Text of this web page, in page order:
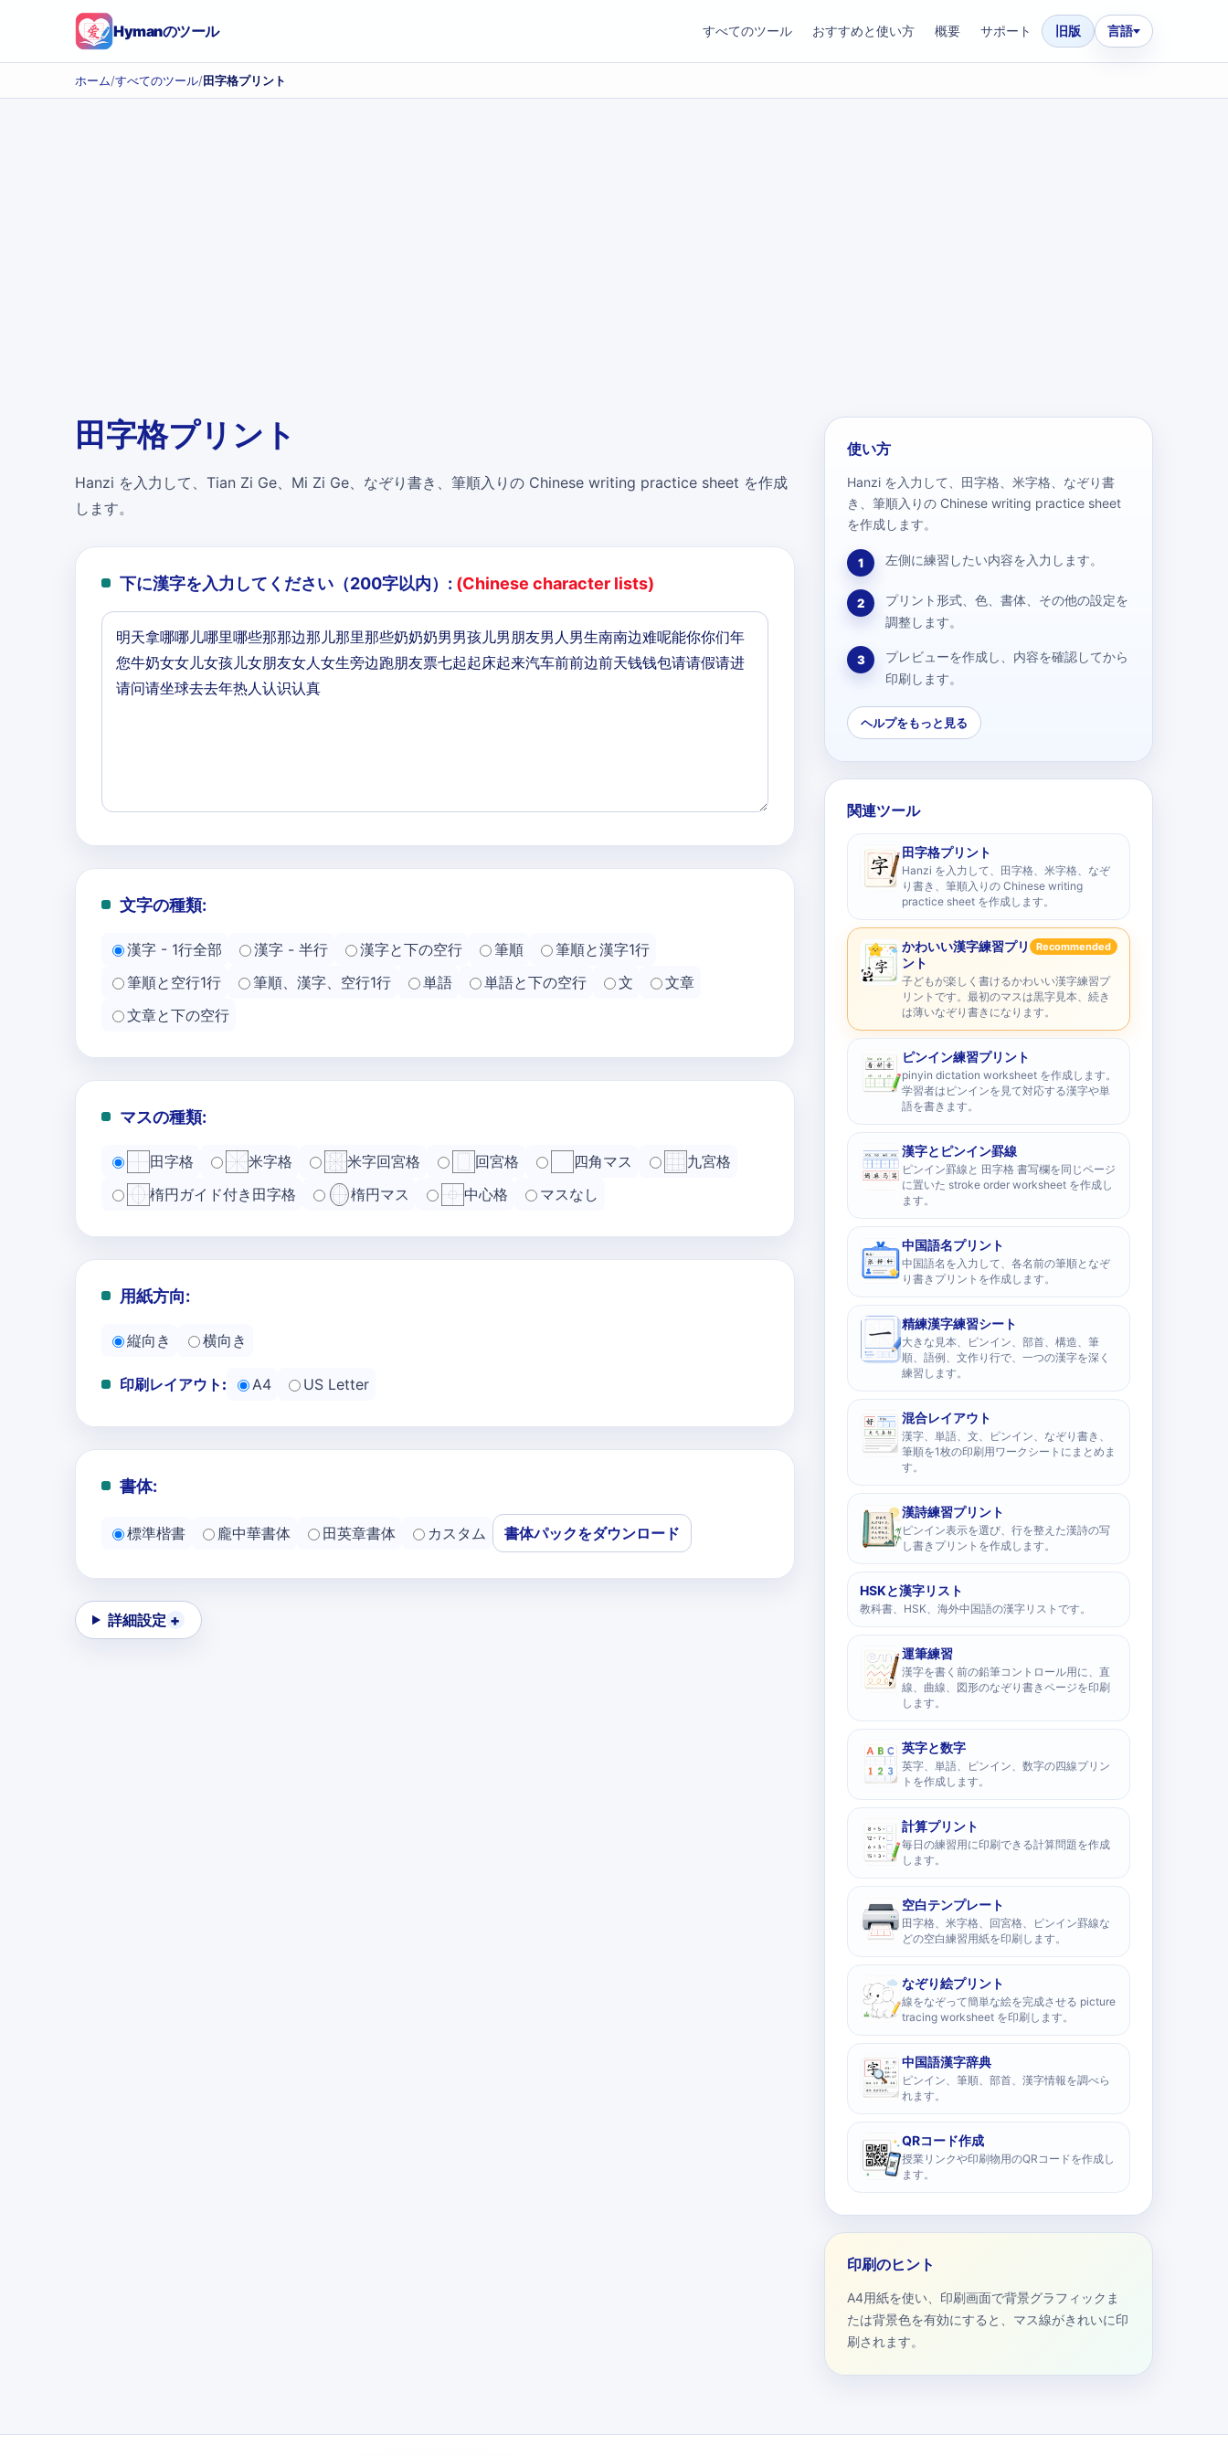
Hymanのツール すべてのツール おすすめと使い方 概要 サポート 旧版 言語
ホーム/すべてのツール/田字格プリント
田字格プリント
Hanzi を入力して、Tian Zi Ge、Mi Zi Ge、なぞり書き、筆順入りの Chinese writing practice sheet を作成
します。
下に漢字を入力してください（200字以内）: (Chinese character lists)
文字の種類:
漢字 - 1行全部 漢字 - 半行 漢字と下の空行 筆順
筆順と漢字1行
筆順と空行1行
筆順、漢字、空行1行 単語 単語と下の空行 文
文章
文章と下の空行
マスの種類:
田字格 米字格 米字回宮格 回宮格 四角マス
九宮格
楕円ガイド付き田字格
楕円マス 中心格 マスなし
用紙方向:
縦向き 横向き
印刷レイアウト: A4 US Letter
書体:
標準楷書 龐中華書体 田英章書体 カスタム 書体パックをダウンロード
詳細設定
使い方
Hanzi を入力して、田字格、米字格、なぞり書
き、筆順入りの Chinese writing practice sheet
を作成します。
1 左側に練習したい内容を入力します。
2
プリント形式、色、書体、その他の設定を
調整します。
3
プレビューを作成し、内容を確認してから
印刷します。
ヘルプをもっと見る
関連ツール
田字格プリント
Hanzi を入力して、田字格、米字格、なぞ
り書き、筆順入りの Chinese writing
practice sheet を作成します。
かわいい漢字練習プリ
ント
Recommended
子どもが楽しく書けるかわいい漢字練習プ
リントです。最初のマスは黒字見本、続き
は薄いなぞり書きになります。
ピンイン練習プリント
pinyin dictation worksheet を作成します。
学習者はピンインを見て対応する漢字や単
語を書きます。
漢字とピンイン罫線
ピンイン罫線と 田字格 書写欄を同じページ
に置いた stroke order worksheet を作成し
ます。
中国語名プリント
中国語名を入力して、各名前の筆順となぞ
り書きプリントを作成します。
精練漢字練習シート
大きな見本、ピンイン、部首、構造、筆
順、語例、文作り行で、一つの漢字を深く
練習します。
混合レイアウト
漢字、単語、文、ピンイン、なぞり書き、
筆順を1枚の印刷用ワークシートにまとめま
す。
漢詩練習プリント
ピンイン表示を選び、行を整えた漢詩の写
し書きプリントを作成します。
HSKと漢字リスト
教科書、HSK、海外中国語の漢字リストです。
運筆練習
漢字を書く前の鉛筆コントロール用に、直
線、曲線、図形のなぞり書きページを印刷
します。
英字と数字
英字、単語、ピンイン、数字の四線プリン
トを作成します。
計算プリント
毎日の練習用に印刷できる計算問題を作成
します。
空白テンプレート
田字格、米字格、回宮格、ピンイン罫線な
どの空白練習用紙を印刷します。
なぞり絵プリント
線をなぞって簡単な絵を完成させる picture
tracing worksheet を印刷します。
中国語漢字辞典
ピンイン、筆順、部首、漢字情報を調べら
れます。
QRコード作成
授業リンクや印刷物用のQRコードを作成し
ます。
印刷のヒント
A4用紙を使い、印刷画面で背景グラフィックま
たは背景色を有効にすると、マス線がきれいに印
刷されます。